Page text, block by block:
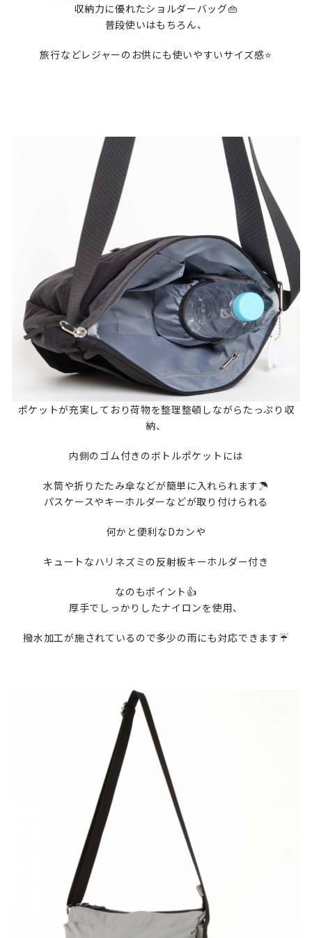
収納力に優れたショルダーバッグ👜
普段使いはもちろん、
旅行などレジャーのお供にも使いやすいサイズ感⭐️
ポケットが充実しており荷物を整理整頓しながらたっぷり収
納、
内側のゴム付きのボトルポケットには
水筒や折りたたみ傘などが簡単に入れられます☂️
パスケースやキーホルダーなどが取り付けられる
何かと便利なDカンや
キュートなハリネズミの反射板キーホルダー付き
なのもポイント👍
厚手でしっかりしたナイロンを使用、
撥水加工が施されているので多少の雨にも対応できます☔️